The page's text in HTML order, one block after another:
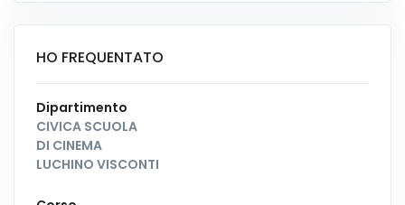
HO FREQUENTATO
Dipartimento
CIVICA SCUOLA
DI CINEMA
LUCHINO VISCONTI